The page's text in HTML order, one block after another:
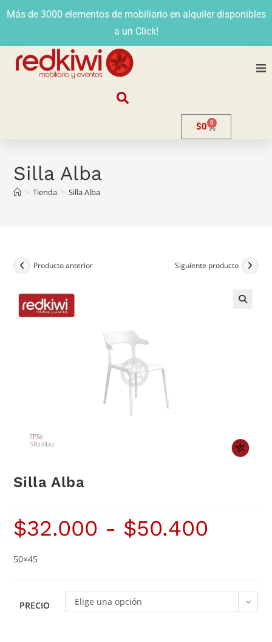
Más de 3000 elementos de mobiliario en alquiler disponibles
a un Click!
Contacto
$0 0
Silla Alba
> Tienda > Silla Alba
Producto anterior Siguiente producto
Silla Alba
$32.000 - $50.400
50×45
PRECIO Elige una opción